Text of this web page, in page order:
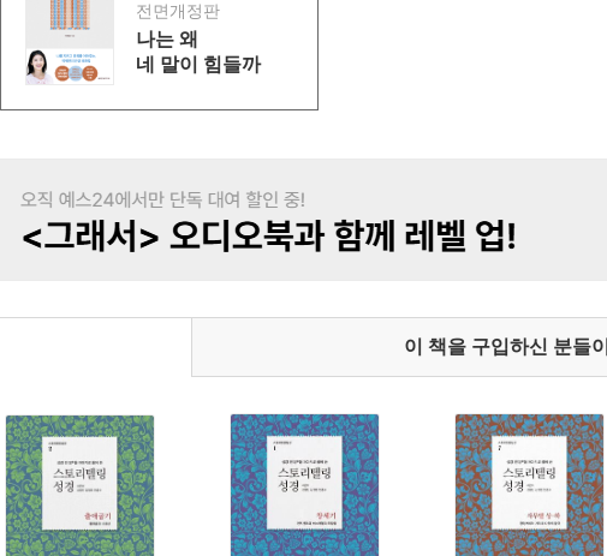
전면개정판
나는 왜
네 말이 힘들까
이 책을 구입하신 분들이